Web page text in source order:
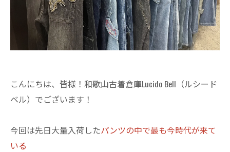
こんにちは、皆様！和歌山古着倉庫Lucido Bell（ルシード
ベル）でございます！
今回は先日大量入荷したパンツの中で最も今時代が来て
いる